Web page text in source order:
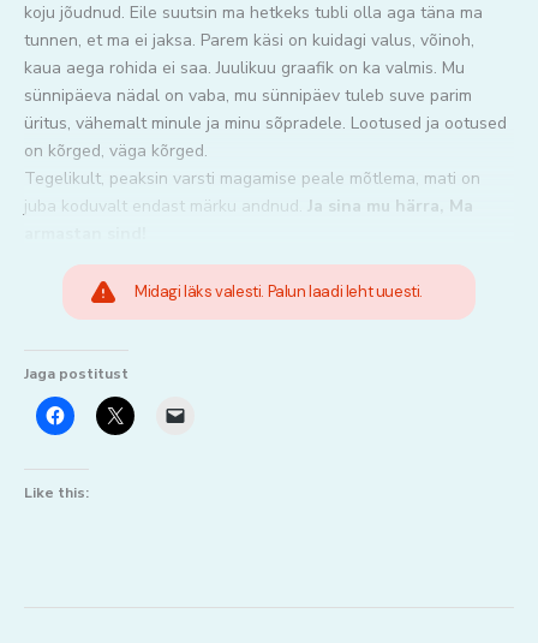
koju jõudnud. Eile suutsin ma hetkeks tubli olla aga täna ma
tunnen, et ma ei jaksa. Parem käsi on kuidagi valus, võinoh,
kaua aega rohida ei saa. Juulikuu graafik on ka valmis. Mu
sünnipäeva nädal on vaba, mu sünnipäev tuleb suve parim
üritus, vähemalt minule ja minu sõpradele. Lootused ja ootused
on kõrged, väga kõrged.
Tegelikult, peaksin varsti magamise peale mõtlema, mati on
juba koduvalt endast märku andnud. Ja sina mu härra, Ma
Midagi läks valesti. Palun laadi leht uuesti.
Jaga postitust
Like this: